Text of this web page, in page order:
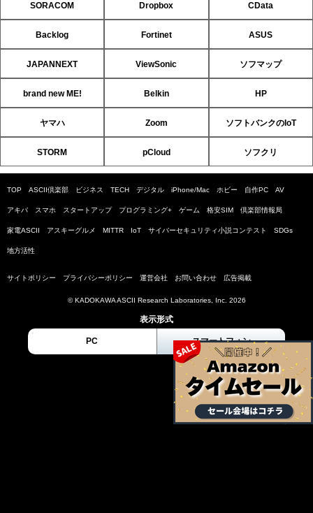
SORACOM Dropbox CData
Backlog Fortinet ASUS
JAPANNEXT ViewSonic ソフマップ
brand new ME! Belkin HP
ヤマハ Zoom ソフトバンクのIoT
STORM pCloud ソフクリ
TOP ASCII倶楽部 ビジネス TECH デジタル iPhone/Mac ホビー 自作PC AV
アキバ スマホ スタートアップ プログラミング+ ゲーム 格安SIM 倶楽部情報局
家電ASCII アスキーグルメ MITTR IoT サイバーセキュリティ小説コンテスト SDGs
地方活性
サイトポリシー プライバシーポリシー 運営会社 お問い合わせ 広告掲載
© KADOKAWA ASCII Research Laboratories, Inc. 2026
表示形式
PC スマートフォン